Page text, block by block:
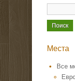
Места
Все